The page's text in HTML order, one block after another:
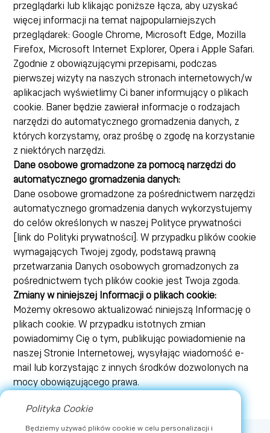
przeglądarki lub klikając poniższe łącza, aby uzyskać
więcej informacji na temat najpopularniejszych
przeglądarek: Google Chrome, Microsoft Edge, Mozilla
Firefox, Microsoft Internet Explorer, Opera i Apple Safari.
Zgodnie z obowiązującymi przepisami, podczas
pierwszej wizyty na naszych stronach internetowych/w
aplikacjach wyświetlimy Ci baner informujący o plikach
cookie. Baner będzie zawierał informacje o rodzajach
narzędzi do automatycznego gromadzenia danych, z
których korzystamy, oraz prośbę o zgodę na korzystanie
z niektórych narzędzi.
Dane osobowe gromadzone za pomocą narzędzi do
automatycznego gromadzenia danych:
Dane osobowe gromadzone za pośrednictwem narzędzi
automatycznego gromadzenia danych wykorzystujemy
do celów określonych w naszej Polityce prywatności
[link do Polityki prywatności]. W przypadku plików cookie
wymagających Twojej zgody, podstawą prawną
przetwarzania Danych osobowych gromadzonych za
pośrednictwem tych plików cookie jest Twoja zgoda.
Zmiany w niniejszej Informacji o plikach cookie:
Możemy okresowo aktualizować niniejszą Informację o
plikach cookie. W przypadku istotnych zmian
powiadomimy Cię o tym, publikując powiadomienie na
naszej Stronie Internetowej, wysyłając wiadomość e-
mail lub korzystając z innych środków dozwolonych na
mocy obowiązującego prawa.
Polityka Cookie
Będziemy używać plików cookie w celu personalizacji i